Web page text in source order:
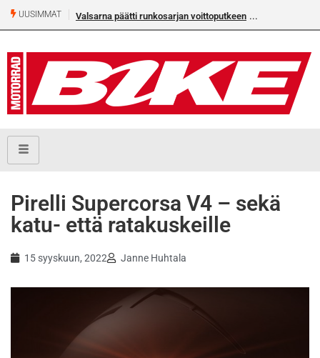
UUSIMMAT Valsarna päätti runkosarjan voittoputkeen
Pirelli Supercorsa V4 – sekä
katu- että ratakuskeille
15 syyskuun, 2022 Janne Huhtala